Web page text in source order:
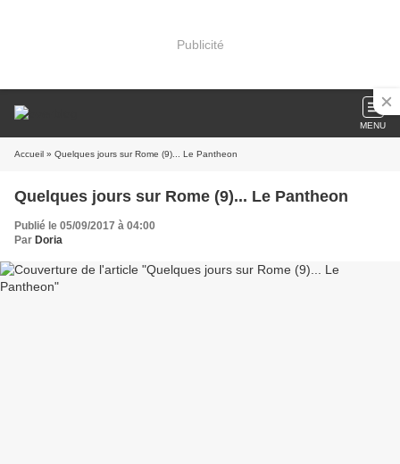
Publicité
MENU
Accueil » Quelques jours sur Rome (9)... Le Pantheon
Quelques jours sur Rome (9)... Le Pantheon
Publié le 05/09/2017 à 04:00
Par Doria